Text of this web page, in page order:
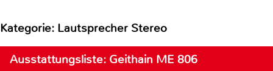
Kategorie: Lautsprecher Stereo
Ausstattungsliste: Geithain ME 806